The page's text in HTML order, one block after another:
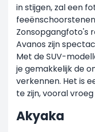
in stijgen, zal een
Zonsopgangfoto's
Avanos zijn
Met de SUV-
je gemakkelijk de
verkennen. Het is
te zijn, vooral
Akyaka